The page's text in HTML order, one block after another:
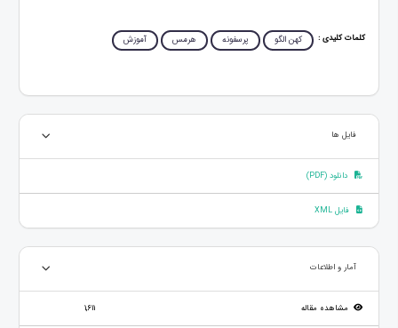
کلمات کلیدی : کهن الگو پرسفونه هرمس آموزش
فایل ها
دانلود (PDF)
فایل XML
آمار و اطلاعات
مشاهده مقاله 1,611